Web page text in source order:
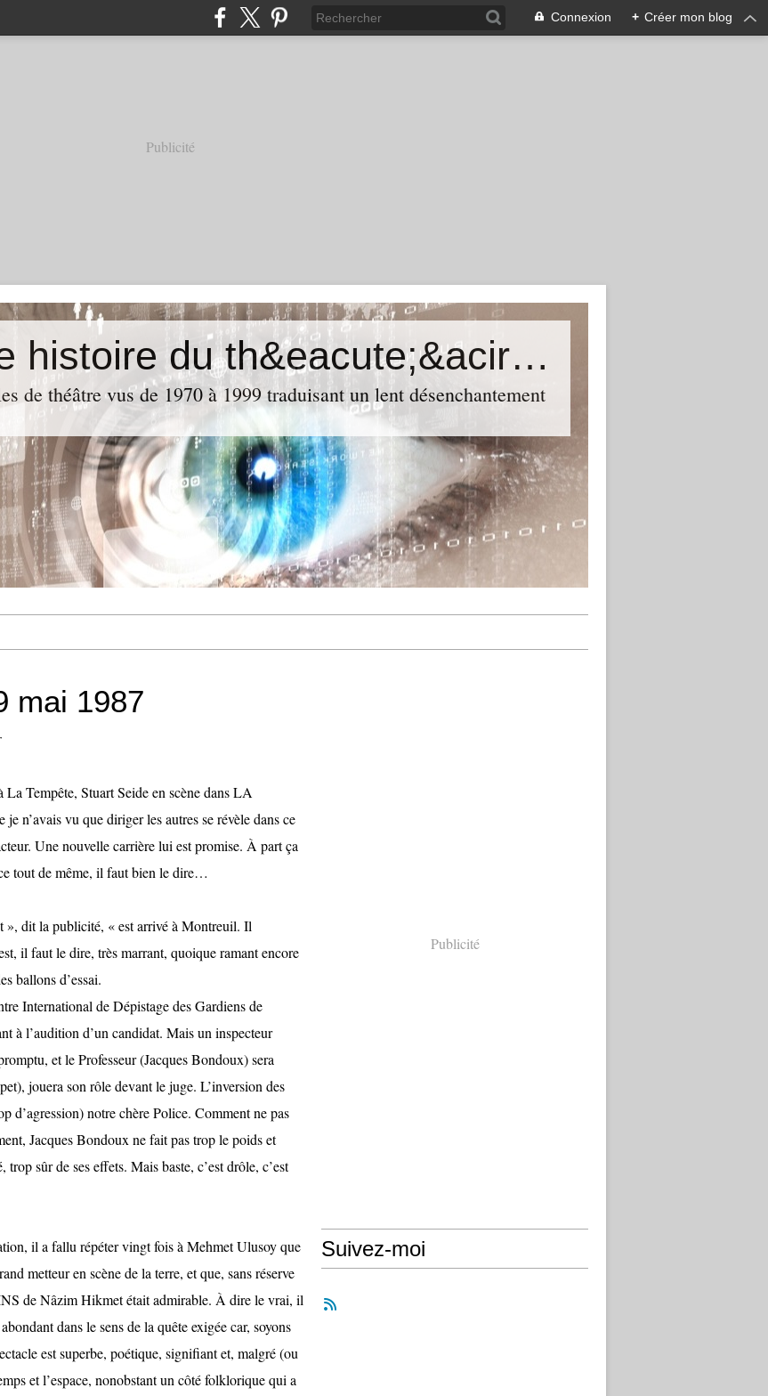
Connexion + Créer mon blog
Publicité
Une certaine histoire du th&eacute;&acirc;tre
de théâtre vus de 1970 à 1999 traduisant un lent désenchantement
mai 1987
Tempête, Stuart Seide en scène dans LA
n’avais vu que diriger les autres se révèle dans ce
Une nouvelle carrière lui est promise. À part ça
tout de même, il faut bien le dire…
», dit la publicité, « est arrivé à Montreuil. Il
il faut le dire, très marrant, quoique ramant encore
ballons d’essai.
International de Dépistage des Gardiens de
à l’audition d’un candidat. Mais un inspecteur
et le Professeur (Jacques Bondoux) sera
jouera son rôle devant le juge. L’inversion des
d’agression) notre chère Police. Comment ne pas
Jacques Bondoux ne fait pas trop le poids et
sûr de ses effets. Mais baste, c’est drôle, c’est
il a fallu répéter vingt fois à Mehmet Ulusoy que
metteur en scène de la terre, et que, sans réserve
de Nâzim Hikmet était admirable. À dire le vrai, il
dans le sens de la quête exigée car, soyons
est superbe, poétique, signifiant et, malgré (ou
et l’espace, nonobstant un côté folklorique qui a
Publicité
Suivez-moi